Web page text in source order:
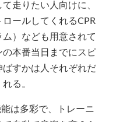
走りたい人向けに、
ールしてくれるCPR
）なども用意されて
本番当日までにスピ
すかは人それぞれだ
る。
は多彩で、トレーニ